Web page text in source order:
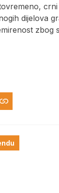
crni
dijelova
zbog